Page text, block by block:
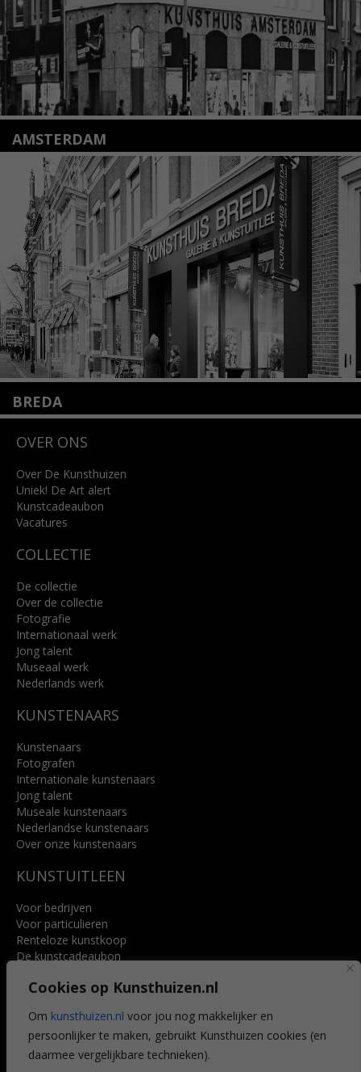
Cookies op Kunsthuizen.nl
Om kunsthuizen.nl voor jou nog makkelijker en
persoonlijker te maken, gebruikt Kunsthuizen cookies (en
daarmee vergelijkbare technieken).
AMSTERDAM
Amstelveenseweg 135
1075 VX Amsterdam
+31 (0)20 2332546
info@kunsthuisamsterdam.nl
Lees meer
BREDA
4818 SB Breda
info@kunsthuisbreda.nl
Lees meer
OVER ONS
Over De Kunsthuizen
Uniek! De Art alert
Kunstcadeaubon
Vacatures
COLLECTIE
De collectie
Over de collectie
Fotografie
Internationaal werk
Jong talent
Museaal werk
Nederlands werk
KUNSTENAARS
Kunstenaars
Fotografen
Internationale kunstenaars
Jong talent
Museale kunstenaars
Nederlandse kunstenaars
Over onze kunstenaars
KUNSTUITLEEN
Voor bedrijven
Voor particulieren
Renteloze kunstkoop
De kunstcadeaubon
Voordelen
Veelgestelde vragen
CONTACT